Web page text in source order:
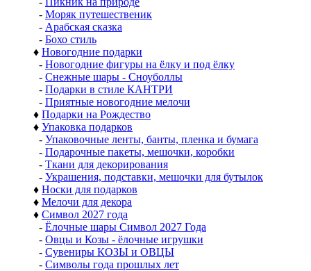
- Моряк путешественик
- Арабская сказка
- Бохо стиль
♦ Новогодние подарки
- Новогодние фигуры на ёлку и под ёлку
- Снежные шары - Сноуболлы
- Подарки в стиле КАНТРИ
- Приятные новогодние мелочи
♦ Подарки на Рождество
♦ Упаковка подарков
- Упаковочные ленты, банты, пленка и бумага
- Подарочные пакеты, мешочки, коробки
- Ткани для декорирования
- Украшения, подставки, мешочки для бутылок
♦ Носки для подарков
♦ Мелочи для декора
♦ Символ 2027 года
- Ёлочные шары Символ 2027 Года
- Овцы и Козы - ёлочные игрушки
- Сувениры КОЗЫ и ОВЦЫ
- Символы года прошлых лет